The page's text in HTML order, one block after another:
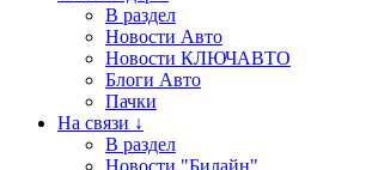
В раздел
Новости Авто
Новости КЛЮЧАВТО
Блоги Авто
Пачки
На связи ↓
В раздел
Новости "Билайн"